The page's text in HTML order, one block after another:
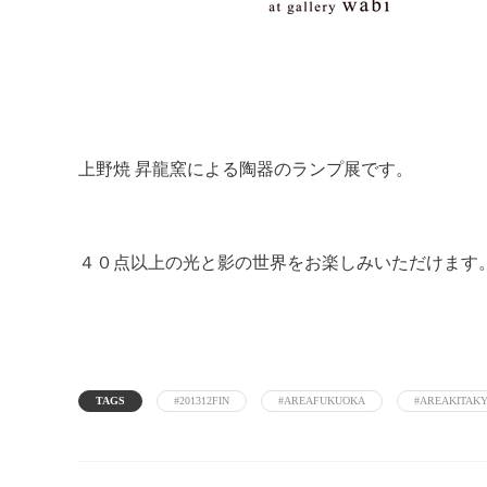
上野焼 昇龍窯による陶器のランプ展です。
４０点以上の光と影の世界をお楽しみいただけます。
TAGS #201312FIN #AREAFUKUOKA